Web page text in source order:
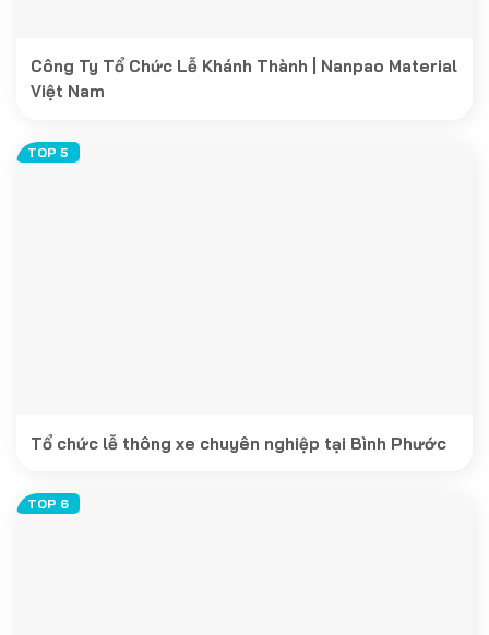
Công Ty Tổ Chức Lễ Khánh Thành | Nanpao Material
Việt Nam
Tổ chức lễ thông xe chuyên nghiệp tại Bình Phước